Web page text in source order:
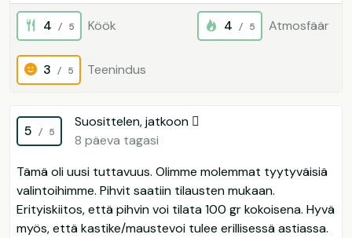
4 / 5 Köök 4 / 5 Atmosfäär
3 / 5 Teenindus
5 / 5
Suosittelen, jatkoon 
8 päeva tagasi
Tämä oli uusi tuttavuus. Olimme molemmat tyytyväisiä
valintoihimme. Pihvit saatiin tilausten mukaan.
Erityiskiitos, että pihvin voi tilata 100 gr kokoisena. Hyvä
myös, että kastike/maustevoi tulee erillisessä astiassa.